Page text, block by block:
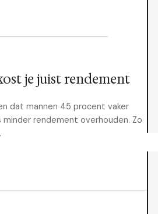
je juist rendement
dat mannen 45 procent vaker
minder rendement overhouden. Zo